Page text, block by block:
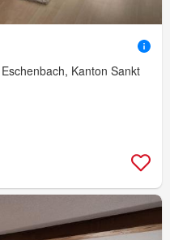
Kanton Sankt